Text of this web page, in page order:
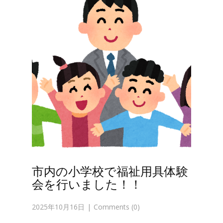
市内の小学校で福祉用具体験
会を行いました！！
2025年10月16日 Comments (0)